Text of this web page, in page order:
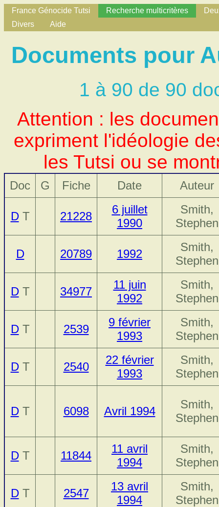
France Génocide Tutsi Recherche multicritères
Divers
Aide
Documents pour
1 à 90 de 90
Attention : les
expriment l'idéologie
les Tutsi ou se
Doc G Fiche Date Auteur
DT 21228
6 juillet
1990
Smith,
Stephen
D 20789 1992
Smith,
Stephen
DT 34977
11 juin
1992
Smith,
Stephen
DT 2539
9 février
1993
Smith,
Stephen
DT 2540
22 février
1993
Smith,
Stephen
DT 6098 Avril 1994
Smith,
Stephen
DT 11844
11 avril
1994
Smith,
Stephen
DT 2547
13 avril
1994
Smith,
Stephen